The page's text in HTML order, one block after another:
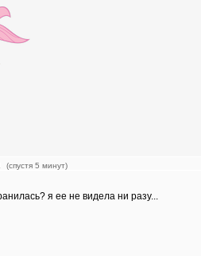
(спустя 5 минут)
я ее не видела ни разу...